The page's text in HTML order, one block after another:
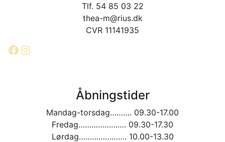
Tlf. 54 85 03 22
thea-m@rius.dk
CVR 11141935
Facebook
Instagram
Åbningstider
Mandag-torsdag………. 09.30-17.00
Fredag…………………. 09.30-17.30
Lørdag…………………. 10.00-13.30